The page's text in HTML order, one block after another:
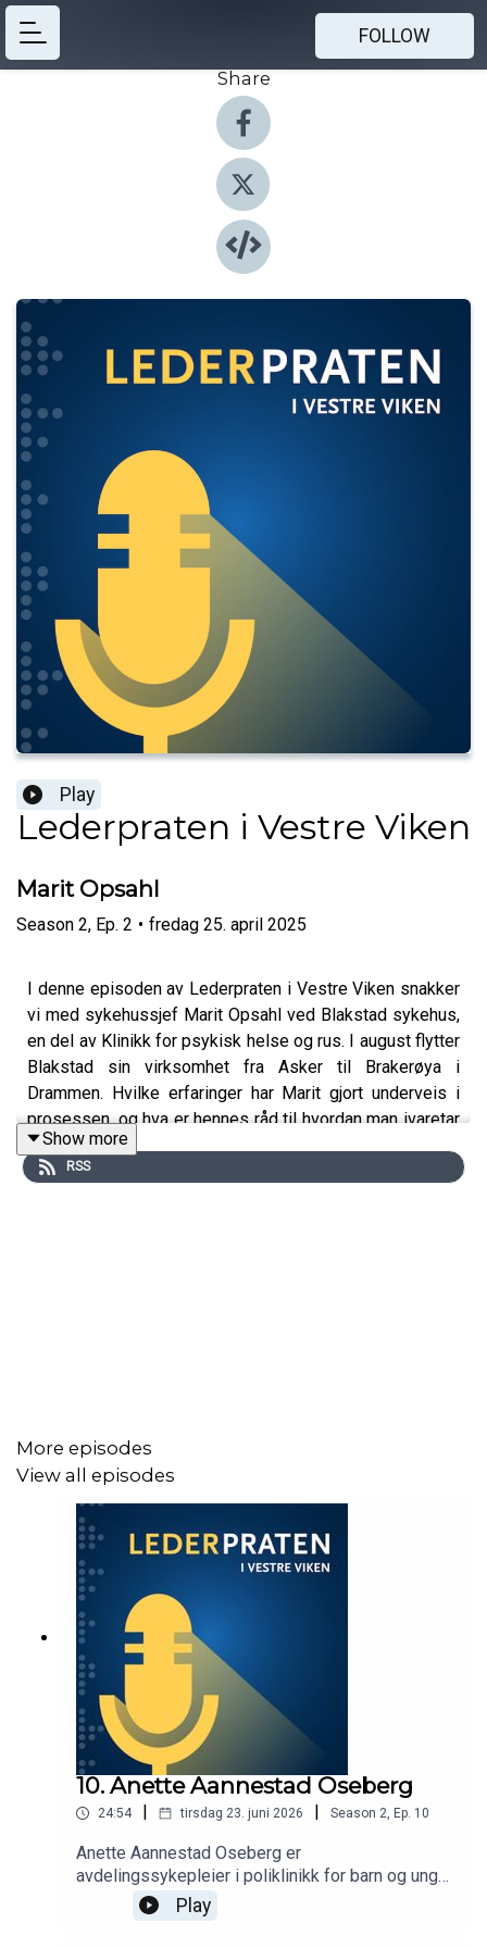
FOLLOW
Share
Play
Lederpraten i Vestre Viken
Marit Opsahl
Season 2, Ep. 2 • fredag 25. april 2025
I denne episoden av Lederpraten i Vestre Viken snakker
vi med sykehussjef Marit Opsahl ved Blakstad sykehus,
en del av Klinikk for psykisk helse og rus. I august flytter
Blakstad sin virksomhet fra Asker til Brakerøya i
Drammen. Hvilke erfaringer har Marit gjort underveis i
prosessen, og hva er hennes råd til hvordan man ivaretar
kulturen og arbeidsmiljøet når så mange mennesker
flyttes fra ett sted til et annet?
Show more
RSS
More episodes
View all episodes
10. Anette Aannestad Oseberg
24:54 | tirsdag 23. juni 2026 | Season 2, Ep. 10
Anette Aannestad Oseberg er
avdelingssykepleier i poliklinikk for barn og unge
på Drammen sykehus. I denne episoden av
Lederpraten i Vestre Viken deler hun sine
Play